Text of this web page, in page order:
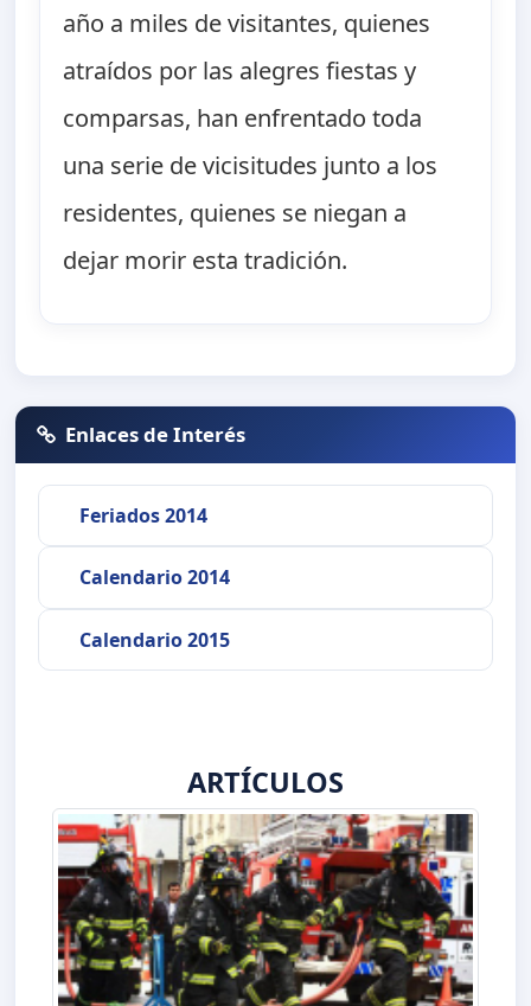
año a miles de visitantes, quienes
atraídos por las alegres fiestas y
comparsas, han enfrentado toda
una serie de vicisitudes junto a los
residentes, quienes se niegan a
dejar morir esta tradición.
Enlaces de Interés
Feriados 2014
Calendario 2014
Calendario 2015
ARTÍCULOS